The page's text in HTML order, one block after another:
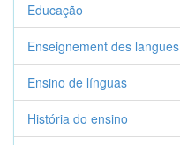
Educação
Enseignement des langues
Ensino de línguas
História do ensino